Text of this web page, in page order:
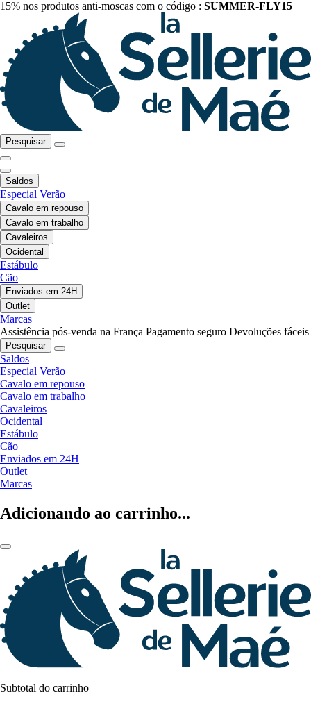
15% nos produtos anti-moscas com o código : SUMMER-FLY15
Pesquisar
Saldos
Especial Verão
Cavalo em repouso
Cavalo em trabalho
Cavaleiros
Ocidental
Estábulo
Cão
Enviados em 24H
Outlet
Marcas
Assistência pós-venda na França Pagamento seguro Devoluções fáceis
Pesquisar
Saldos
Especial Verão
Cavalo em repouso
Cavalo em trabalho
Cavaleiros
Ocidental
Estábulo
Cão
Enviados em 24H
Outlet
Marcas
Adicionando ao carrinho...
Subtotal do carrinho